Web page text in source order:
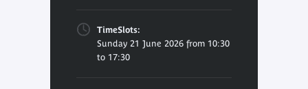
TimeSlots:
Sunday 21 June 2026 from 10:30
to 17:30